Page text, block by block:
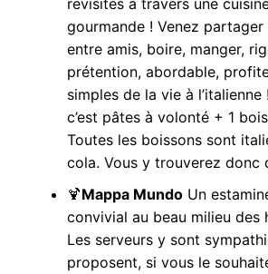
gourmande ! Venez partager
entre amis, boire, manger,
prétention, abordable,
simples de la vie à
c’est pâtes à volonté + 1
Toutes les boissons sont
cola. Vous y trouverez donc
🍹Mappa MundoUn
convivial au beau milieu des
Les serveurs y sont
proposent, si vous le